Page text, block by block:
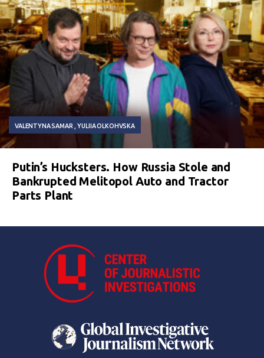
VALENTYNA SAMAR YULIIA OLKOHVSKA
Putin’s Hucksters. How Russia Stole and
Bankrupted Melitopol Auto and Tractor
Parts Plant